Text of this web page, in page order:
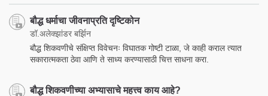
बौद्ध धर्माचा जीवनाप्रति दृष्टिकोन
डॉ.अलेक्झांडर बर्झिन
बौद्ध शिकवणीचे संक्षिप्त विवेचनः विघातक गोष्टी टाळा, जे काही कराल त्यात
सकारात्मकता ठेवा आणि ते साध्य करण्यासाठी चित्त साधना करा.
बौद्ध शिकवणीच्या अभ्यासाचे महत्त्व काय आहे?